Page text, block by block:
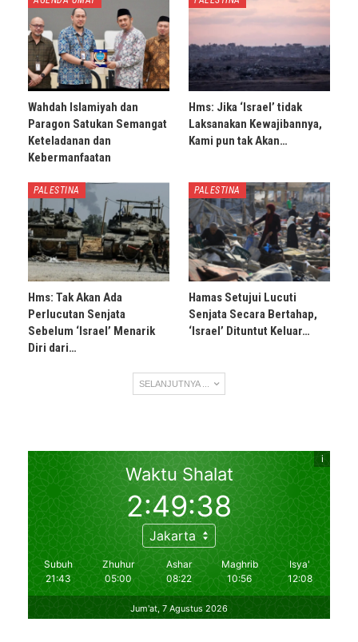
Wahdah Islamiyah dan
Paragon Satukan Semangat
Keteladanan dan
Kebermanfaatan
Hms: Jika ‘Israel’ tidak
Laksanakan Kewajibannya,
Kami pun tak Akan…
PALESTINA
Hms: Tak Akan Ada
Perlucutan Senjata
Sebelum ‘Israel’ Menarik
Diri dari…
PALESTINA
Hamas Setujui Lucuti
Senjata Secara Bertahap,
‘Israel’ Dituntut Keluar…
SELANJUTNYA ...